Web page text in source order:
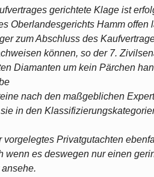
gerichtete Klage ist
Oberlandesgerichts Hamm offen
zum Abschluss des
können, so der 7.
Diamanten um kein Pärchen
nach den maßgeblichen
in den
Privatgutachten
wenn es deswegen nur einen